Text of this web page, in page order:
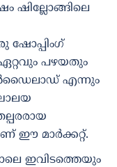
ഷില്ലോങ്ങിലെ
ഷോപ്പിംഗ്
ഏറ്റവും പഴയതും
എന്നും
ഈ മാർക്കറ്റ്.
ഇവിടത്തെയും